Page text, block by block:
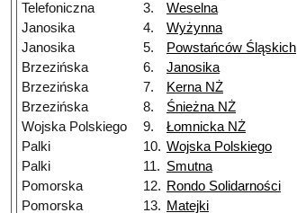
Telefoniczna
3. Weselna
Janosika
4. Wyżynna
Janosika
5. Powstańców Śląskich
Brzezińska
6. Janosika
Brzezińska
7. Kerna NŻ
Brzezińska
8. Śnieżna NŻ
Wojska Polskiego
9. Łomnicka NŻ
Palki
10. Wojska Polskiego
Palki
11. Smutna
Pomorska
12. Rondo Solidarności
Pomorska
13. Matejki